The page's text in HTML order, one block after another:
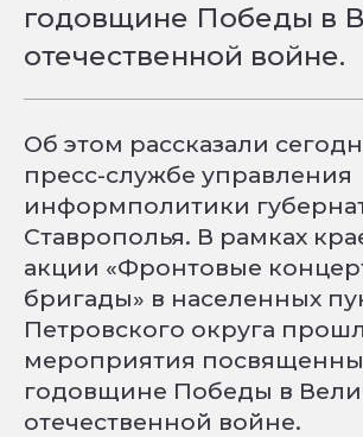
годовщине Победы в
отечественной войне.
Об этом рассказали
пресс-службе управления
информполитики
Ставрополья. В рамках
акции «Фронтовые
бригады» в населенных
Петровского округа
мероприятия
годовщине Победы в
отечественной войне.